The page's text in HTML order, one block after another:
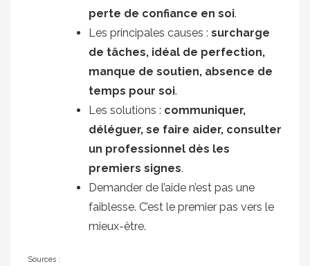
perte de confiance en soi.
Les principales causes : surcharge
de tâches, idéal de perfection,
manque de soutien, absence de
temps pour soi.
Les solutions : communiquer,
déléguer, se faire aider, consulter
un professionnel dès les
premiers signes.
Demander de l’aide n’est pas une
faiblesse. C’est le premier pas vers le
mieux-être.
Sources :